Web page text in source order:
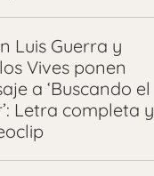
Luis Guerra y
Vives ponen
a ‘Buscando el
Letra completa y